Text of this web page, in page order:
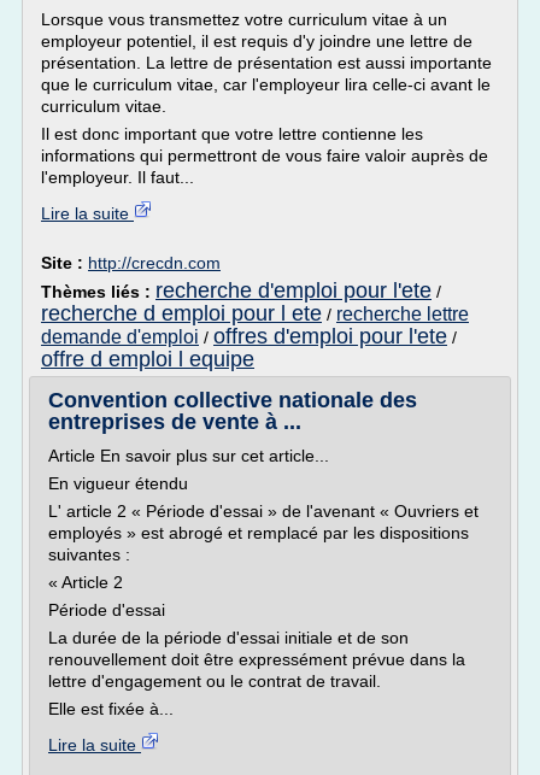
Lorsque vous transmettez votre curriculum vitae à un
employeur potentiel, il est requis d'y joindre une lettre de
présentation. La lettre de présentation est aussi importante
que le curriculum vitae, car l'employeur lira celle-ci avant le
curriculum vitae.
Il est donc important que votre lettre contienne les
informations qui permettront de vous faire valoir auprès de
l'employeur. Il faut...
Lire la suite
Site : http://crecdn.com
Thèmes liés : recherche d'emploi pour l'ete /
recherche d emploi pour l ete / recherche lettre
demande d'emploi / offres d'emploi pour l'ete /
offre d emploi l equipe
Convention collective nationale des
entreprises de vente à ...
Article En savoir plus sur cet article...
En vigueur étendu
L' article 2 « Période d'essai » de l'avenant « Ouvriers et
employés » est abrogé et remplacé par les dispositions
suivantes :
« Article 2
Période d'essai
La durée de la période d'essai initiale et de son
renouvellement doit être expressément prévue dans la
lettre d'engagement ou le contrat de travail.
Elle est fixée à...
Lire la suite